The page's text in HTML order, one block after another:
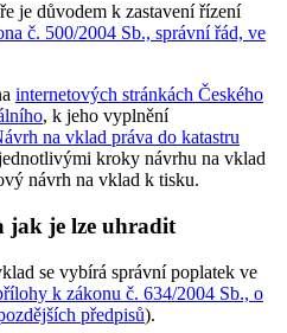
je důvodem k zastavení řízení
č. 500/2004 Sb., správní řád, ve
internetových stránkách Českého
, k jeho vyplnění
na vklad práva do katastru
kroky návrhu na vklad
návrh na vklad k tisku.
jak je lze uhradit
se vybírá správní poplatek ve
k zákonu č. 634/2004 Sb., o
předpisů).